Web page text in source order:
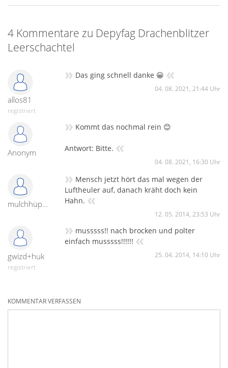
4 Kommentare zu Depyfag Drachenblitzer
Leerschachtel
allos81
registriert
» Das ging schnell danke 😀 «
04. 08. 2021, 21:44 Uhr
Anonym
» Kommt das nochmal rein 😊
Antwort: Bitte. «
04. 08. 2021, 16:30 Uhr
mulchhüpfer
» Mensch jetzt hört das mal wegen der
Luftheuler auf, danach kräht doch kein
Hahn. «
12. 05. 2014, 23:53 Uhr
gwizd+huk
registriert
» musssss!! nach brocken und polter
einfach musssss!!!!!! «
25. 04. 2014, 14:10 Uhr
KOMMENTAR VERFASSEN